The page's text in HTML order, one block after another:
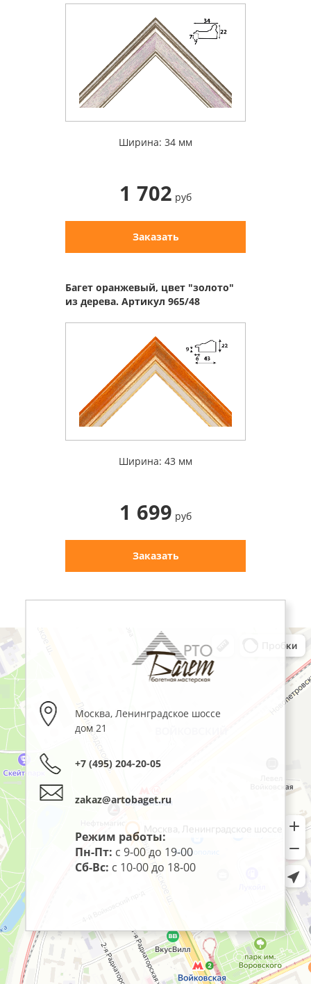
Ширина: 34 мм
1 702 руб
Заказать
Багет оранжевый, цвет "золото"
из дерева. Артикул 965/48
Ширина: 43 мм
1 699 руб
Заказать
Москва,Ленинградское шоссе
дом 21
+7 (495) 204-20-05
zakaz@artobaget.ru
Режим работы:
Пн-Пт: с 9-00 до 19-00
Сб-Вс: с 10-00 до 18-00